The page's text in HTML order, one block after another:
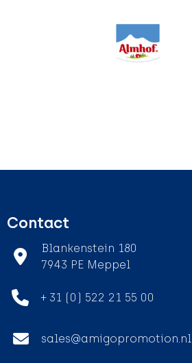
Contact
Blankenstein 180
7943 PE Meppel
+ 31 (0) 522 21 55 00
sales@amigopromotion.nl